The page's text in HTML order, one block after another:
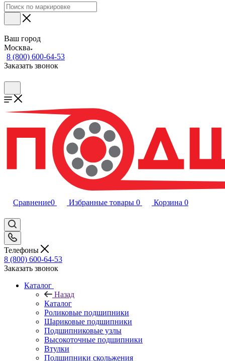
Ваш город
Москва
8 (800) 600-64-53
Заказать звонок
Сравнение0 Избранные товары 0 Корзина 0
Телефоны
8 (800) 600-64-53
Заказать звонок
Каталог
Назад
Каталог
Роликовые подшипники
Шариковые подшипники
Подшипниковые узлы
Высокоточные подшипники
Втулки
Подшипники скольжения